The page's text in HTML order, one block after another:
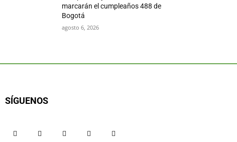
marcarán el cumpleaños 488 de
Bogotá
agosto 6, 2026
SÍGUENOS